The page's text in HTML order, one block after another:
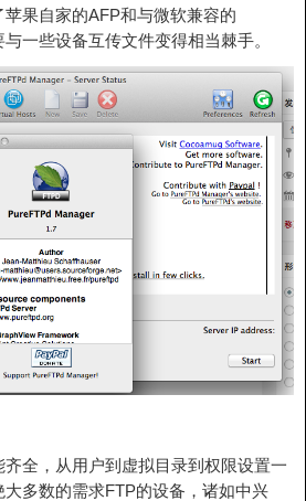
果自家的AFP和与微软兼容的
一些设备互传文件变得相当棘手。
全，从用户到虚拟目录到权限设置一
多数的需求FTP的设备，诸如中兴